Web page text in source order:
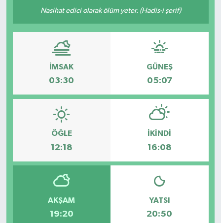
Nasihat edici olarak ölüm yeter. (Hadis-i şerif)
İMSAK
03:30
GÜNEŞ
05:07
ÖĞLE
12:18
İKINDI
16:08
AKŞAM
19:20
YATSI
20:50